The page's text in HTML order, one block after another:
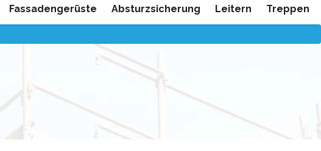
Fassadengerüste Absturzsicherung Leitern Treppen